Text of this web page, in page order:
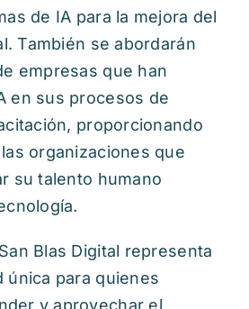
de IA para la mejora del
También se abordarán
empresas que han
en sus procesos de
proporcionando
organizaciones que
su talento humano
Blas Digital representa
única para quienes
y aprovechar el